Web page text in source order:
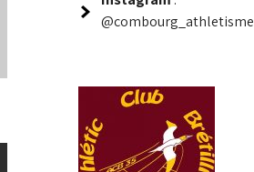
@combourg_athletisme